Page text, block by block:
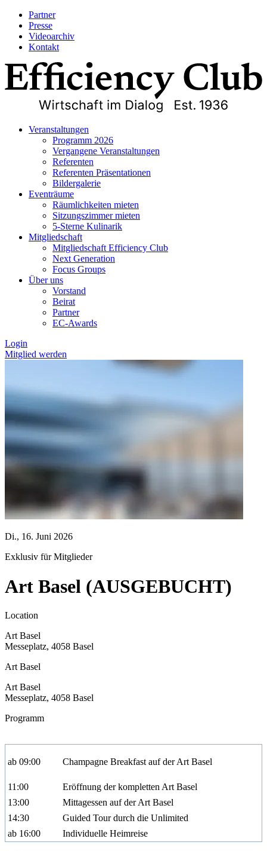
Partner
Presse
Videoarchiv
Kontakt
Veranstaltungen
Programm 2026
Vergangene Veranstaltungen
Referenten
Referenten Präsentationen
Bildergalerie
Eventräume
Räumlichkeiten mieten
Sitzungszimmer mieten
5-Sterne Kulinarik
Mitgliedschaft
Mitgliedschaft Efficiency Club
Next Generation
Focus Groups
Über uns
Vorstand
Beirat
Partner
EC-Awards
Login
Mitglied werden
Di., 16. Juni 2026
Exklusiv für Mitglieder
Art Basel (AUSGEBUCHT)
Location
Art Basel
Messeplatz, 4058 Basel
Art Basel
Art Basel
Messeplatz, 4058 Basel
Programm
ab 09:00 Champagne Breakfast auf der Art Basel
11:00
Eröffnung der kompletten Art Basel
13:00
Mittagessen auf der Art Basel
14:30
Guided Tour durch die Unlimited
ab 16:00
Individuelle Heimreise